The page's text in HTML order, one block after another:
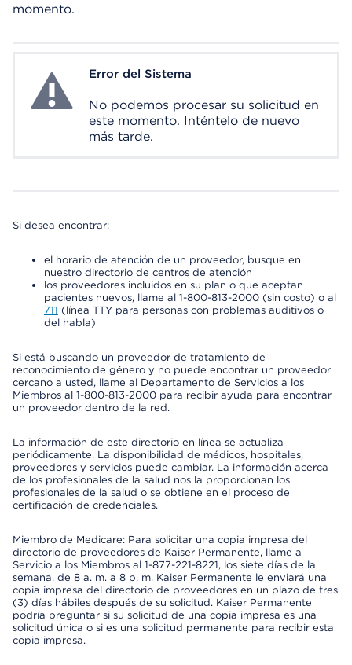
momento.
System ErrorError del Sistema
No podemos procesar su solicitud en
este momento. Inténtelo de nuevo
más tarde.
Si desea encontrar:
el horario de atención de un proveedor, busque en
nuestro directorio de centros de atención
los proveedores incluidos en su plan o que aceptan
pacientes nuevos, llame al 1-800-813-2000 (sin costo) o al
711 (línea TTY para personas con problemas auditivos o
del habla)
Si está buscando un proveedor de tratamiento de
reconocimiento de género y no puede encontrar un proveedor
cercano a usted, llame al Departamento de Servicios a los
Miembros al 1-800-813-2000 para recibir ayuda para encontrar
un proveedor dentro de la red.
La información de este directorio en línea se actualiza
periódicamente. La disponibilidad de médicos, hospitales,
proveedores y servicios puede cambiar. La información acerca
de los profesionales de la salud nos la proporcionan los
profesionales de la salud o se obtiene en el proceso de
certificación de credenciales.
Miembro de Medicare: Para solicitar una copia impresa del
directorio de proveedores de Kaiser Permanente, llame a
Servicio a los Miembros al 1-877-221-8221, los siete días de la
semana, de 8 a. m. a 8 p. m. Kaiser Permanente le enviará una
copia impresa del directorio de proveedores en un plazo de tres
(3) días hábiles después de su solicitud. Kaiser Permanente
podría preguntar si su solicitud de una copia impresa es una
solicitud única o si es una solicitud permanente para recibir esta
copia impresa.